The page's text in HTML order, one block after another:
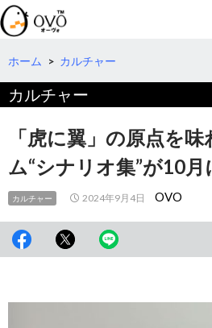
検
索
コ
テ
ツ
へ
ホーム > カルチャー
カルチャー
「虎に翼」の原点を
ム“シナリオ集”が10月
カルチャー 2024年9月4日 OVO